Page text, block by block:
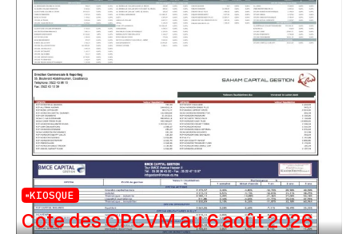
KIOSQUE
Cote des OPCVM au 6 août 2026